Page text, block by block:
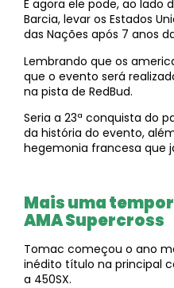
E agora ele pode, ao lado
Barcia, levar os Estados
das Nações após 7 anos
Lembrando que os
que o evento será
na pista de RedBud.
Seria a 23ª conquista do
da história do evento,
hegemonia francesa que
Mais uma
AMA Supercross
Tomac começou o ano
inédito título na principal
a 450SX.